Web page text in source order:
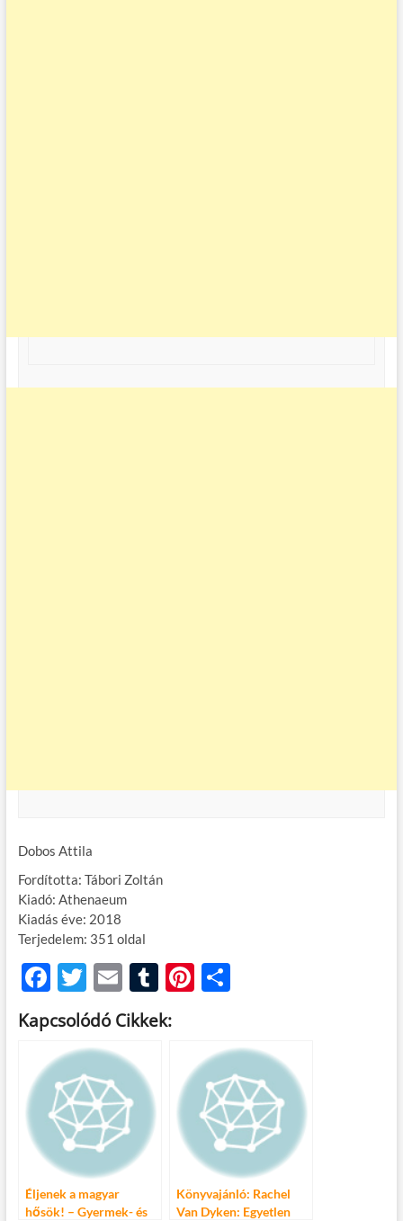
Dobos Attila
Fordította: Tábori Zoltán
Kiadó: Athenaeum
Kiadás éve: 2018
Terjedelem: 351 oldal
F
ac
e
b
o
o
k
T
w
itt
er
E
m
ail
T
u
m
Pi
es
O
m
e
g
Kapcsolódó Cikkek:
Éljenek a magyar
hősök! – Gyermek- és
Könyvajánló: Rachel
Van Dyken: Egyetlen